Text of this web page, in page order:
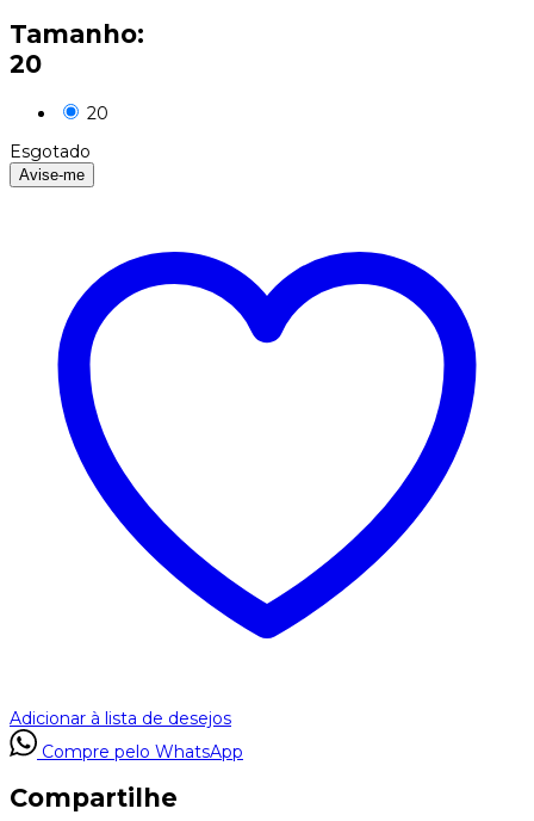
Tamanho:
20
20
Esgotado
Avise-me
Adicionar à lista de desejos
Compre pelo WhatsApp
Compartilhe